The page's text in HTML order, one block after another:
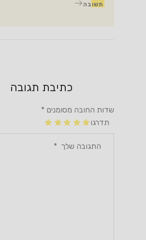
תשובה
כתיבת תגובה
שדות החובה מסומנים *
תדרגו